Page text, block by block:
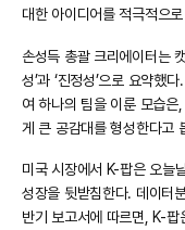
대한 아이디어를 적극적으
손성득 총괄 크리에이터는
성’과 ‘진정성’으로 요약했
여 하나의 팀을 이룬 모습
게 큰 공감대를 형성한다고
미국 시장에서 K-팝은 오늘
성장을 뒷받침한다. 데이
반기 보고서에 따르면, K-팝